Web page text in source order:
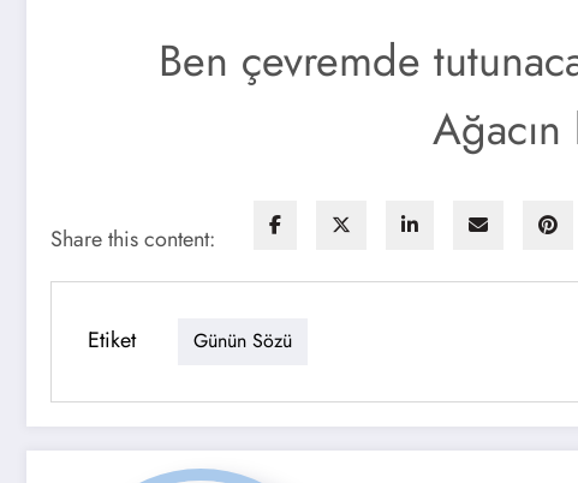
Ben çevremde
Share this content:
Etiket Günün Sözü